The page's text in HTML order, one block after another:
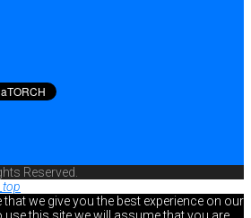
Reserved.
we give you the best experience on our